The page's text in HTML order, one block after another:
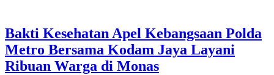
Bakti Kesehatan Apel Kebangsaan Polda
Metro Bersama Kodam Jaya Layani
Ribuan Warga di Monas